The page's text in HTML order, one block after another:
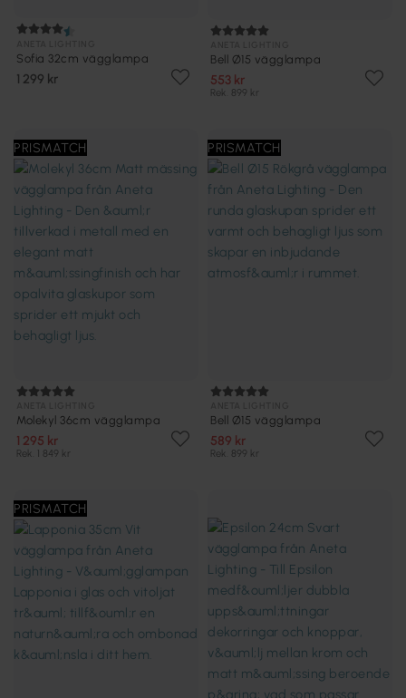
Sofia 32cm vägglampa
1 299 kr
Bell Ø15 vägglampa
553 kr
Rek. 899 kr
PRISMATCH
Molekyl 36cm vägglampa
1 295 kr
Rek. 1 849 kr
PRISMATCH
Bell Ø15 vägglampa
589 kr
Rek. 899 kr
PRISMATCH